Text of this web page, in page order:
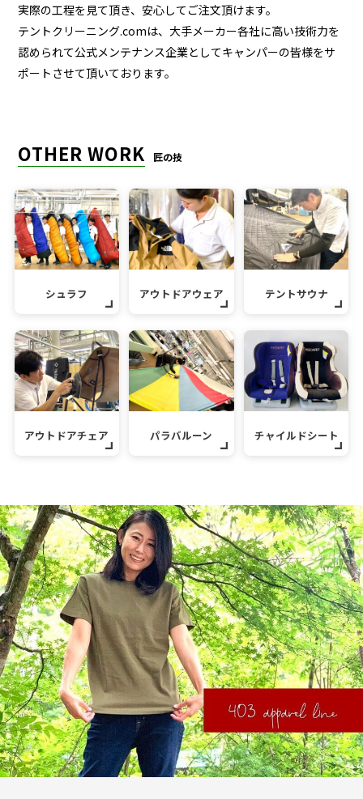
実際の工程を見て頂き、安心してご注文頂けます。
テントクリーニング.comは、大手メーカー各社に高い技術力を
認められて公式メンテナンス企業としてキャンパーの皆様をサ
ポートさせて頂いております。
OTHER WORK 匠の技
シュラフ アウトドアウェア テントサウナ
アウトドアチェア パラバルーン チャイルドシート